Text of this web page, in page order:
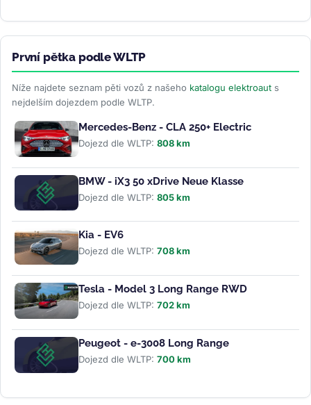
První pětka podle WLTP
Níže najdete seznam pěti vozů z našeho katalogu elektroaut s
nejdelším dojezdem podle WLTP.
Mercedes-Benz - CLA 250+ Electric
Dojezd dle WLTP: 808 km
BMW - iX3 50 xDrive Neue Klasse
Dojezd dle WLTP: 805 km
Kia - EV6
Dojezd dle WLTP: 708 km
Tesla - Model 3 Long Range RWD
Dojezd dle WLTP: 702 km
Peugeot - e-3008 Long Range
Dojezd dle WLTP: 700 km